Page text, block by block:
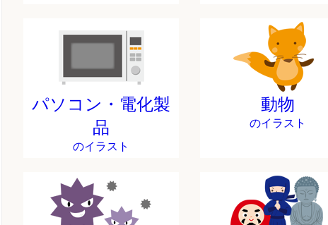
パソコン・電化製
品
のイラスト
動物
のイラスト